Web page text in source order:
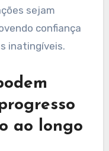
presente para
regularmente,
para
afirmações
Por fim,
sejam
confiança